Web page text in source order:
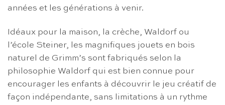
années et les générations à venir.
Idéaux pour la maison, la crèche, Waldorf ou
l’école Steiner, les magnifiques jouets en bois
naturel de Grimm’s sont fabriqués selon la
philosophie Waldorf qui est bien connue pour
encourager les enfants à découvrir le jeu créatif de
façon indépendante, sans limitations à un rythme